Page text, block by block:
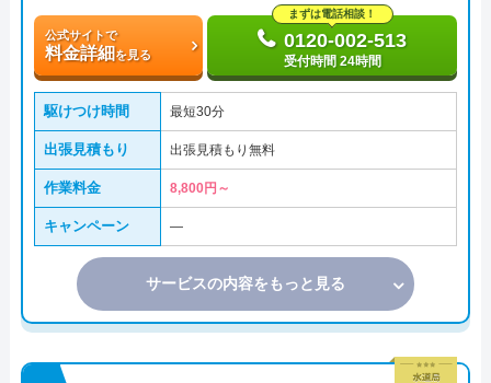
公式サイトで
料金詳細を見る
まずは電話相談！
0120-002-513
受付時間 24時間
駆けつけ時間 最短30分
出張見積もり 出張見積もり無料
作業料金 8,800円～
キャンペーン ―
サービスの内容をもっと見る